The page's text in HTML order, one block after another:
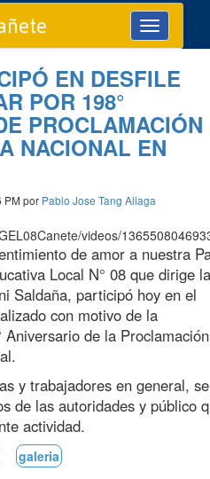
Toggle
navigation
EN DESFILE
POR 198°
PROCLAMACIÓN
NACIONAL EN
PM por Pablo Jose Tang Aliaga
videos/
de amor a nuestra
Local N° 08 que dirige la
Saldaña, participó hoy en el
con motivo de la
Aniversario de la
y trabajadores en general, se
de las autoridades y público
actividad.
galeria